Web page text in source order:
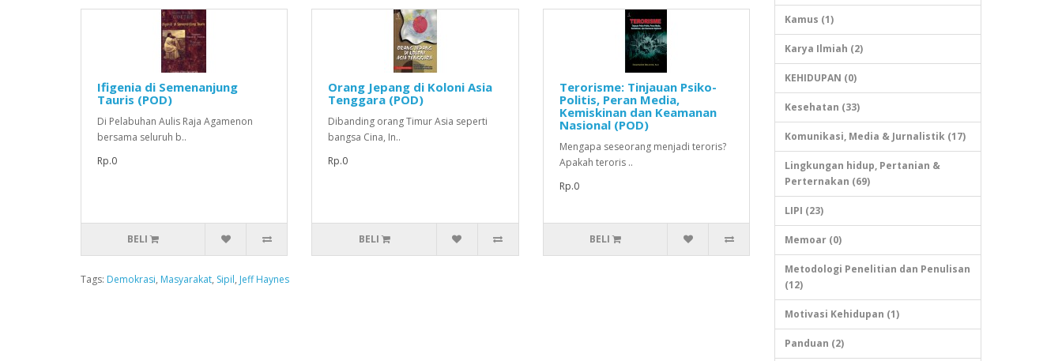
Ifigenia di Semenanjung
Tauris (POD)
Di Pelabuhan Aulis Raja Agamenon
bersama seluruh b..
Rp.0
BELI
Orang Jepang di Koloni Asia
Tenggara (POD)
Dibanding orang Timur Asia seperti
bangsa Cina, In..
Rp.0
BELI
Terorisme: Tinjauan Psiko-
Politis, Peran Media,
Kemiskinan dan Keamanan
Nasional (POD)
Mengapa seseorang menjadi teroris?
Apakah teroris ..
Rp.0
BELI
Tags: Demokrasi, Masyarakat, Sipil, Jeff Haynes
Kamus (1)
Karya Ilmiah (2)
KEHIDUPAN (0)
Kesehatan (33)
Komunikasi, Media & Jurnalistik (17)
Lingkungan hidup, Pertanian &
Perternakan (69)
LIPI (23)
Memoar (0)
Metodologi Penelitian dan Penulisan
(12)
Motivasi Kehidupan (1)
Panduan (2)